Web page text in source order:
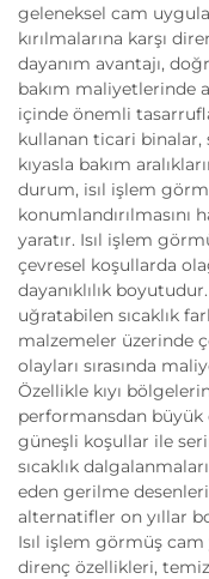
geleneksel cam
kırılmalarına karşı
dayanım avantajı,
bakım maliyetlerinde
içinde önemli
kullanan ticari
kıyasla bakım
durum, isıl işlem
konumlandırılmasını
yaratır. Isıl işlem
çevresel koşullarda
dayanıklılık
uğratabilen sıcaklık
malzemeler üzerinde
olayları sırasında
Özellikle kıyı
performansdan büyük
güneşli koşullar ile
sıcaklık
eden gerilme
alternatifler on yıllar
Isıl işlem görmüş
direnç özellikleri,